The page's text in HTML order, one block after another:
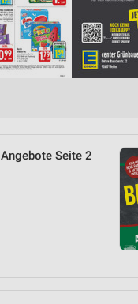
Angebote Seite 2